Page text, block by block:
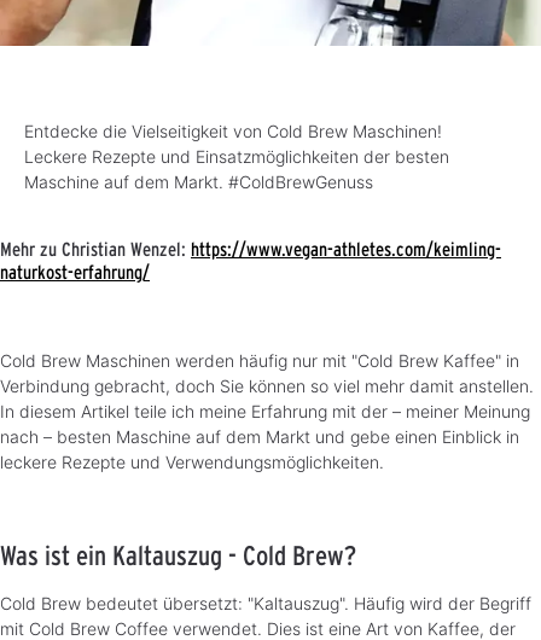
Entdecke die Vielseitigkeit von Cold Brew Maschinen!
Leckere Rezepte und Einsatzmöglichkeiten der besten
Maschine auf dem Markt. #ColdBrewGenuss
Mehr zu Christian Wenzel: https://www.vegan-athletes.com/keimling-
naturkost-erfahrung/
Cold Brew Maschinen werden häufig nur mit "Cold Brew Kaffee" in
Verbindung gebracht, doch Sie können so viel mehr damit anstellen.
In diesem Artikel teile ich meine Erfahrung mit der – meiner Meinung
nach – besten Maschine auf dem Markt und gebe einen Einblick in
leckere Rezepte und Verwendungsmöglichkeiten.
Was ist ein Kaltauszug - Cold Brew?
Cold Brew bedeutet übersetzt: "Kaltauszug". Häufig wird der Begriff
mit Cold Brew Coffee verwendet. Dies ist eine Art von Kaffee, der